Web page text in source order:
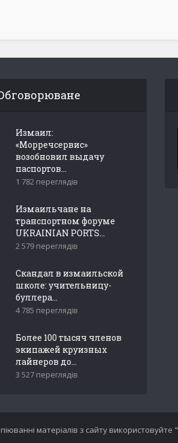
Измаил:
«Морречсервис»
возобновил выдачу
паспортов...
1 782 переглядів
Измаильчане на
транспортном форуме
UKRAINIAN PORTS...
2 579 переглядів
Скандал в измаильской
школе: учительницу-
буллера...
4 785 переглядів
Более 100 тысяч членов
экипажей круизных
лайнеров до...
3 527 переглядів
матеріалів з сайту використовуйте "